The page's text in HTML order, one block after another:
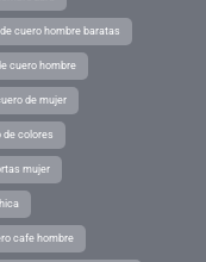
cuero hombre baratas
cuero hombre
de mujer
de colores
mujer
cafe hombre